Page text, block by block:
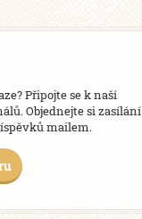
Připojte se k naší
Objednejte si zasílání
mailem.